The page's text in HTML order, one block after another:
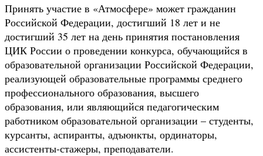
Принять участие в «Атмосфере» может гражданин
Российской Федерации, достигший 18 лет и не
достигший 35 лет на день принятия постановления
ЦИК России о проведении конкурса, обучающийся в
образовательной организации Российской Федерации,
реализующей образовательные программы среднего
профессионального образования, высшего
образования, или являющийся педагогическим
работником образовательной организации – студенты,
курсанты, аспиранты, адъюнкты, ординаторы,
ассистенты-стажеры, преподаватели.